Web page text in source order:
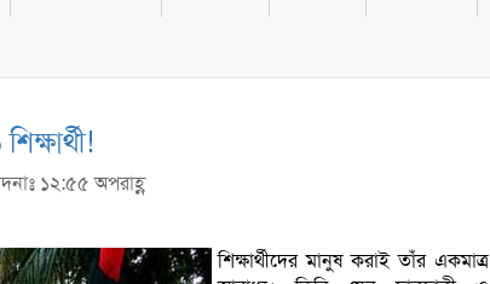
১২:৫৫ অপরাহ্ণ
শিক্ষার্থীদের মানুষ করাই তাঁর একমাত্র